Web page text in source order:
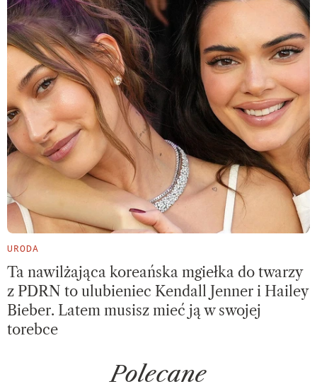
URODA
Ta nawilżająca koreańska mgiełka do twarzy
z PDRN to ulubieniec Kendall Jenner i Hailey
Bieber. Latem musisz mieć ją w swojej
torebce
Polecane